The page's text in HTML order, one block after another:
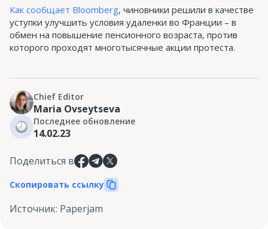
Как сообщает Bloomberg, чиновники решили в качестве
уступки улучшить условия удаленки во Франции – в
обмен на повышение пенсионного возраста, против
которого проходят многотысячные акции протеста.
Chief Editor
Maria Ovseytseva
Последнее обновление
14.02.23
Поделиться в
Скопировать ссылку
Источник: Paperjam